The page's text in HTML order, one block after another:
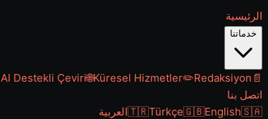
الرئيسية
خدماتنا
📄
AI Destekli Çeviri🌐Küresel Hizmetler✏️Redaksiyon
اتصل بنا
🇹🇷Türkçe🇬🇧English🇸🇦 العربية